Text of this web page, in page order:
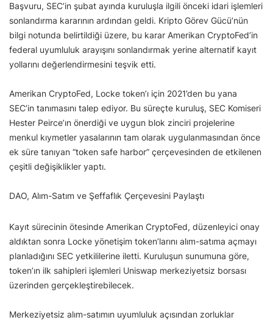
Başvuru, SEC’in şubat ayında kuruluşla ilgili önceki idari işlemleri
sonlandırma kararının ardından geldi. Kripto Görev Gücü’nün
bilgi notunda belirtildiği üzere, bu karar Amerikan CryptoFed’in
federal uyumluluk arayışını sonlandırmak yerine alternatif kayıt
yollarını değerlendirmesini teşvik etti.
Amerikan CryptoFed, Locke token’ı için 2021’den bu yana
SEC’in tanımasını talep ediyor. Bu süreçte kuruluş, SEC Komiseri
Hester Peirce’ın önerdiği ve uygun blok zinciri projelerine
menkul kıymetler yasalarının tam olarak uygulanmasından önce
ek süre tanıyan “token safe harbor” çerçevesinden de etkilenen
çeşitli değişiklikler yaptı.
DAO, Alım-Satım ve Şeffaflık Çerçevesini Paylaştı
Kayıt sürecinin ötesinde Amerikan CryptoFed, düzenleyici onay
aldıktan sonra Locke yönetişim token’larını alım-satıma açmayı
planladığını SEC yetkililerine iletti. Kuruluşun sunumuna göre,
token’ın ilk sahipleri işlemleri Uniswap merkeziyetsiz borsası
üzerinden gerçekleştirebilecek.
Merkeziyetsiz alım-satımın uyumluluk açısından zorluklar